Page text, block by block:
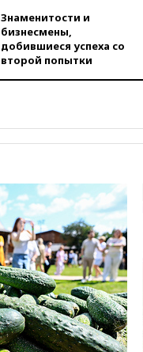
Знаменитости и
бизнесмены,
добившиеся успеха со
второй попытки